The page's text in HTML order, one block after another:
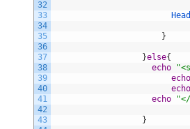
32
33
34
35
36
37
38
39
40
41
42
43
}
}else{
echo
echo
echo
echo
}